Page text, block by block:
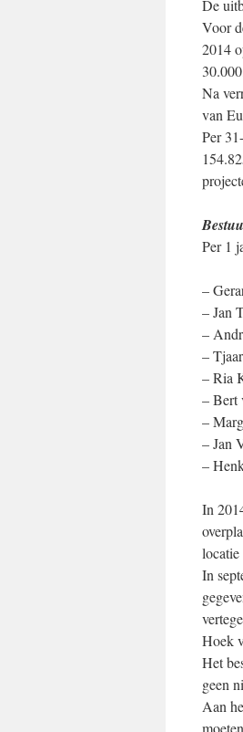
De
Voor
2014
Na
van
Per
Per 1
–
– Jan
–
–
– Ria
– Bert
–
– Jan
–
In
In
Hoek
Het
geen
Aan